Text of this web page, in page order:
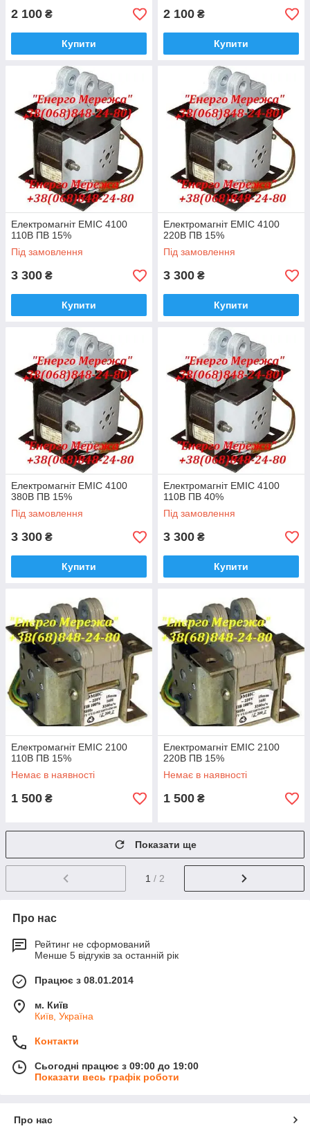
2 100 ₴
Купити
2 100 ₴
Купити
Електромагніт ЕМІС 4100
110В ПВ 15%
Під замовлення
3 300 ₴
Купити
Електромагніт ЕМІС 4100
220В ПВ 15%
Під замовлення
3 300 ₴
Купити
Електромагніт ЕМІС 4100
380В ПВ 15%
Під замовлення
3 300 ₴
Купити
Електромагніт ЕМІС 4100
110В ПВ 40%
Під замовлення
3 300 ₴
Купити
Електромагніт ЕМІС 2100
110В ПВ 15%
Немає в наявності
1 500 ₴
Електромагніт ЕМІС 2100
220В ПВ 15%
Немає в наявності
1 500 ₴
Показати ще
1 / 2
Про нас
Рейтинг не сформований
Менше 5 відгуків за останній рік
Працює з 08.01.2014
м. Київ
Київ, Україна
Контакти
Сьогодні працює з 09:00 до 19:00
Показати весь графік роботи
Про нас